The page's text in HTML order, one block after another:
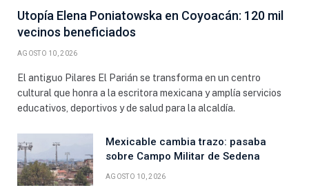
Utopía Elena Poniatowska en Coyoacán: 120 mil
vecinos beneficiados
AGOSTO 10, 2026
El antiguo Pilares El Parián se transforma en un centro
cultural que honra a la escritora mexicana y amplía servicios
educativos, deportivos y de salud para la alcaldía.
Mexicable cambia trazo: pasaba
sobre Campo Militar de Sedena
AGOSTO 10, 2026